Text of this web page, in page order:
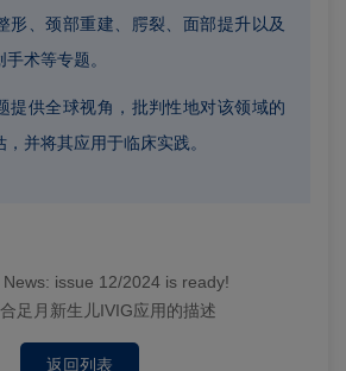
形、颈部重建、腭裂、面部提升以及
术等专题。
提供全球视角，批判性地对该领域的
并将其应用于临床实践。
issue 12/2024 is ready!
足月新生儿IVIG应用的描述
返回列表